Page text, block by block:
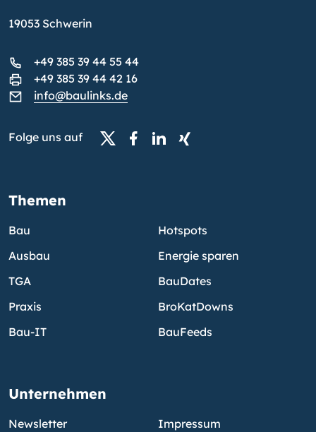
19053 Schwerin
+49 385 39 44 55 44
+49 385 39 44 42 16
info@baulinks.de
Folge uns auf
Themen
Bau
Ausbau
TGA
Praxis
Bau-IT
Hotspots
Energie sparen
BauDates
BroKatDowns
BauFeeds
Unternehmen
Newsletter
Impressum